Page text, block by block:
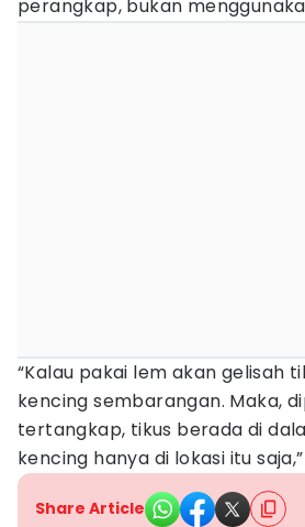
perangkap, bukan
“Kalau pakai lem akan gelisah
kencing sembarangan. Maka,
tertangkap, tikus berada di
kencing hanya di lokasi itu
Share Article